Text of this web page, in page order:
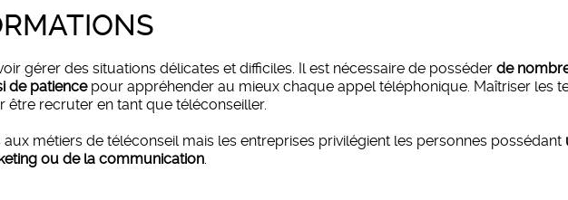
gérer des situations délicates et difficiles. Il est nécessaire de posséder de
de patiencepour appréhender au mieux chaque appel téléphonique. Maîtriser les
recruter en tant que téléconseiller.
métiers de téléconseil mais les entreprises privilégient les personnes possédant
ou de la communication.